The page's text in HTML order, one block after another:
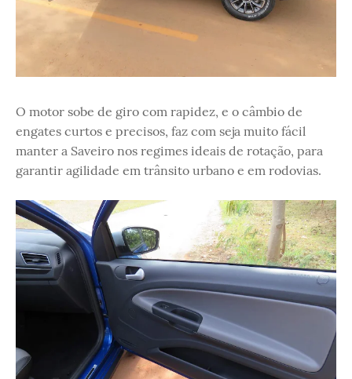
O motor sobe de giro com rapidez, e o câmbio de
engates curtos e precisos, faz com seja muito fácil
manter a Saveiro nos regimes ideais de rotação, para
garantir agilidade em trânsito urbano e em rodovias.